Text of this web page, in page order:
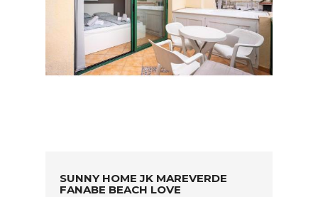
SUNNY HOME JK MAREVERDE
FANABE BEACH LOVE